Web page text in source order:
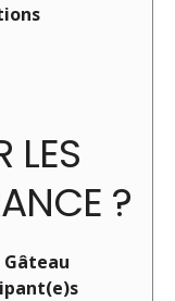
LES
?
Gâteau